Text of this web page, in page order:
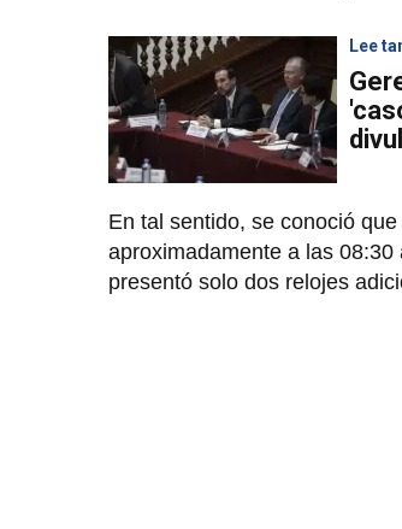
Lee
En tal sentido, se conoció
aproximadamente a las
presentó solo dos relojes